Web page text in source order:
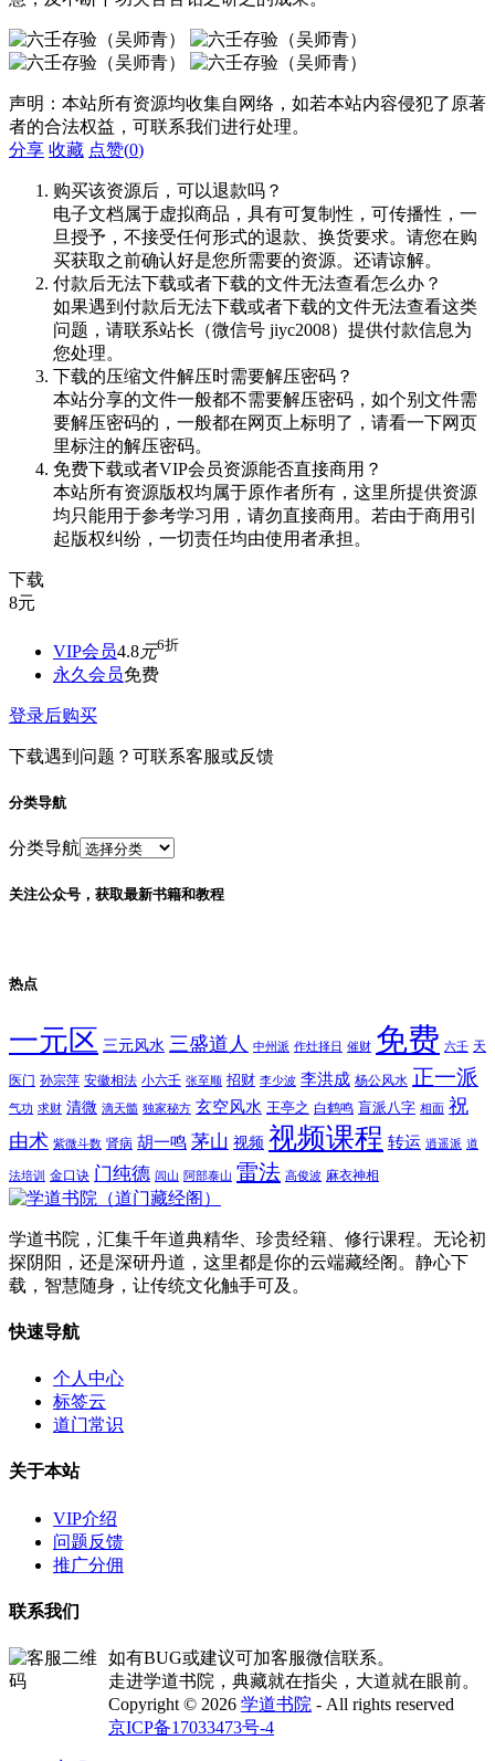
声明：本站所有资源均收集自网络，如若本站内容侵犯了原著
者的合法权益，可联系我们进行处理。
分享 收藏 点赞(0)
购买该资源后，可以退款吗？
电子文档属于虚拟商品，具有可复制性，可传播性，一
旦授予，不接受任何形式的退款、换货要求。请您在购
买获取之前确认好是您所需要的资源。还请谅解。
付款后无法下载或者下载的文件无法查看怎么办？
如果遇到付款后无法下载或者下载的文件无法查看这类
问题，请联系站长（微信号 jiyc2008）提供付款信息为
您处理。
下载的压缩文件解压时需要解压密码？
本站分享的文件一般都不需要解压密码，如个别文件需
要解压密码的，一般都在网页上标明了，请看一下网页
里标注的解压密码。
免费下载或者VIP会员资源能否直接商用？
本站所有资源版权均属于原作者所有，这里所提供资源
均只能用于参考学习用，请勿直接商用。若由于商用引
起版权纠纷，一切责任均由使用者承担。
下载
8元
VIP会员4.8元6折
永久会员免费
登录后购买
下载遇到问题？可联系客服或反馈
分类导航
分类导航
关注公众号，获取最新书籍和教程
热点
一元区 三元风水 三盛道人 中州派 作灶择日 催财 免费 六壬 天
医门 孙宗萍 安徽相法 小六壬 张至顺 招财 李少波 李洪成 杨公风水 正一派
气功 求财 清微 滴天髓 独家秘方 玄空风水 王亭之 白鹤鸣 盲派八字 相面 祝
由术 紫微斗数 肾病 胡一鸣 茅山 视频 视频课程 转运 逍遥派 道
法培训 金口诀 门纯德 闾山 阿部泰山 雷法 高俊波 麻衣神相
学道书院，汇集千年道典精华、珍贵经籍、修行课程。无论初
探阴阳，还是深研丹道，这里都是你的云端藏经阁。静心下
载，智慧随身，让传统文化触手可及。
快速导航
个人中心
标签云
道门常识
关于本站
VIP介绍
问题反馈
推广分佣
联系我们
如有BUG或建议可加客服微信联系。
走进学道书院，典藏就在指尖，大道就在眼前。
Copyright © 2026 学道书院 - All rights reserved
京ICP备17033473号-4